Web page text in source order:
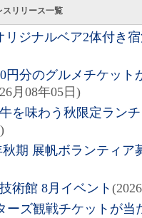
スリリース一覧
リジナルベア2体付き
円分のグルメチケッ
月08年05日)
を味わう秋限定ラン
期 展帆ボランティア
術館 8月イベント
ーズ観戦チケットが